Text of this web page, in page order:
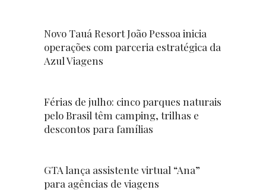
Novo Tauá Resort João Pessoa inicia
operações com parceria estratégica da
Azul Viagens
Férias de julho: cinco parques naturais
pelo Brasil têm camping, trilhas e
descontos para famílias
GTA lança assistente virtual “Ana”
para agências de viagens